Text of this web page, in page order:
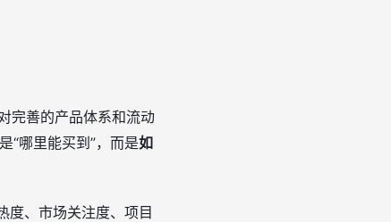
完善的产品体系和流动
“哪里能买到”，而是如
度、市场关注度、项目